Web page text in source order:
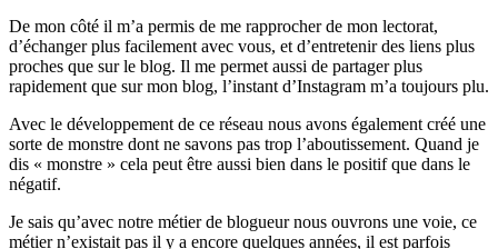
De mon côté il m’a permis de me rapprocher de mon lectorat,
d’échanger plus facilement avec vous, et d’entretenir des liens plus
proches que sur le blog. Il me permet aussi de partager plus
rapidement que sur mon blog, l’instant d’Instagram m’a toujours plu.
Avec le développement de ce réseau nous avons également créé une
sorte de monstre dont ne savons pas trop l’aboutissement. Quand je
dis « monstre » cela peut être aussi bien dans le positif que dans le
négatif.
Je sais qu’avec notre métier de blogueur nous ouvrons une voie, ce
métier n’existait pas il y a encore quelques années, il est parfois